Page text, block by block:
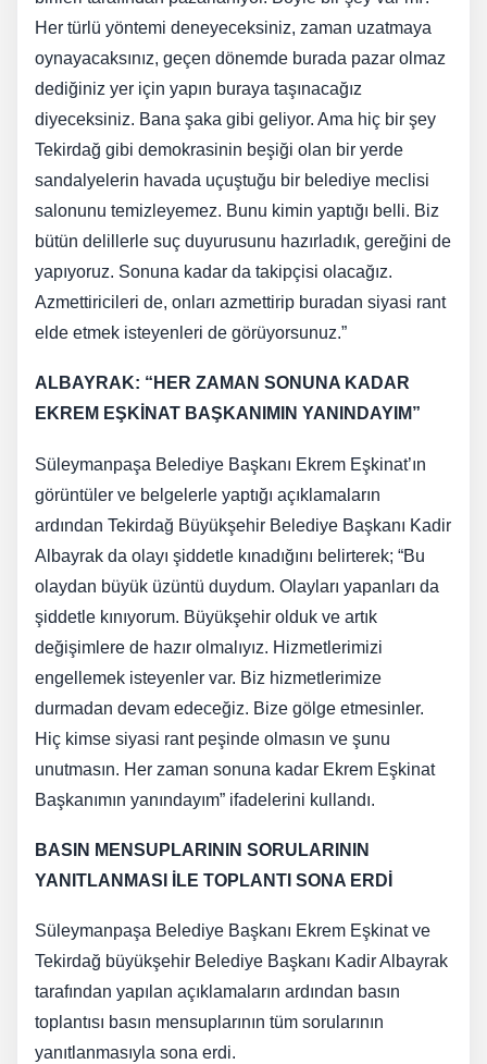
Her türlü yöntemi deneyeceksiniz, zaman uzatmaya
oynayacaksınız, geçen dönemde burada pazar olmaz
dediğiniz yer için yapın buraya taşınacağız
diyeceksiniz. Bana şaka gibi geliyor. Ama hiç bir şey
Tekirdağ gibi demokrasinin beşiği olan bir yerde
sandalyelerin havada uçuştuğu bir belediye meclisi
salonunu temizleyemez. Bunu kimin yaptığı belli. Biz
bütün delillerle suç duyurusunu hazırladık, gereğini de
yapıyoruz. Sonuna kadar da takipçisi olacağız.
Azmettiricileri de, onları azmettirip buradan siyasi rant
elde etmek isteyenleri de görüyorsunuz.”
ALBAYRAK: “HER ZAMAN SONUNA KADAR
EKREM EŞKİNAT BAŞKANIMIN YANINDAYIM”
Süleymanpaşa Belediye Başkanı Ekrem Eşkinat’ın
görüntüler ve belgelerle yaptığı açıklamaların
ardından Tekirdağ Büyükşehir Belediye Başkanı Kadir
Albayrak da olayı şiddetle kınadığını belirterek; “Bu
olaydan büyük üzüntü duydum. Olayları yapanları da
şiddetle kınıyorum. Büyükşehir olduk ve artık
değişimlere de hazır olmalıyız. Hizmetlerimizi
engellemek isteyenler var. Biz hizmetlerimize
durmadan devam edeceğiz. Bize gölge etmesinler.
Hiç kimse siyasi rant peşinde olmasın ve şunu
unutmasın. Her zaman sonuna kadar Ekrem Eşkinat
Başkanımın yanındayım” ifadelerini kullandı.
BASIN MENSUPLARININ SORULARININ
YANITLANMASI İLE TOPLANTI SONA ERDİ
Süleymanpaşa Belediye Başkanı Ekrem Eşkinat ve
Tekirdağ büyükşehir Belediye Başkanı Kadir Albayrak
tarafından yapılan açıklamaların ardından basın
toplantısı basın mensuplarının tüm sorularının
yanıtlanmasıyla sona erdi.